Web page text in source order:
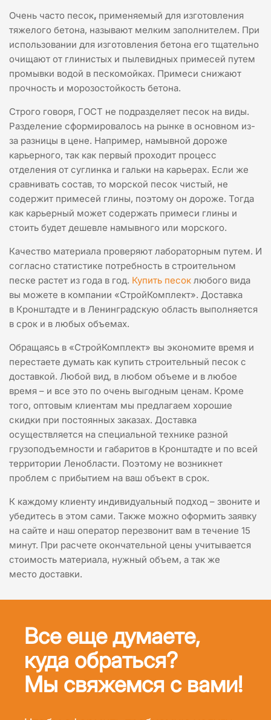
Очень часто песок, применяемый для изготовления
тяжелого бетона, называют мелким заполнителем. При
использовании для изготовления бетона его тщательно
очищают от глинистых и пылевидных примесей путем
промывки водой в пескомойках. Примеси снижают
прочность и морозостойкость бетона.
Строго говоря, ГОСТ не подразделяет песок на виды.
Разделение сформировалось на рынке в основном из-
за разницы в цене. Например, намывной дороже
карьерного, так как первый проходит процесс
отделения от суглинка и гальки на карьерах. Если же
сравнивать состав, то морской песок чистый, не
содержит примесей глины, поэтому он дороже. Тогда
как карьерный может содержать примеси глины и
стоить будет дешевле намывного или морского.
Качество материала проверяют лабораторным путем. И
согласно статистике потребность в строительном
песке растет из года в год. Купить песок любого вида
вы можете в компании «СтройКомплект». Доставка
в Кронштадте и в Ленинградскую область выполняется
в срок и в любых объемах.
Обращаясь в «СтройКомплект» вы экономите время и
перестаете думать как купить строительный песок с
доставкой. Любой вид, в любом объеме и в любое
время – и все это по очень выгодным ценам. Кроме
того, оптовым клиентам мы предлагаем хорошие
скидки при постоянных заказах. Доставка
осуществляется на специальной технике разной
грузоподъемности и габаритов в Кронштадте и по всей
территории Ленобласти. Поэтому не возникнет
проблем с прибытием на ваш объект в срок.
К каждому клиенту индивидуальный подход – звоните и
убедитесь в этом сами. Также можно оформить заявку
на сайте и наш оператор перезвонит вам в течение 15
минут. При расчете окончательной цены учитывается
стоимость материала, нужный объем, а так же
место доставки.
Все еще думаете,
куда обраться?
Мы свяжемся с вами!